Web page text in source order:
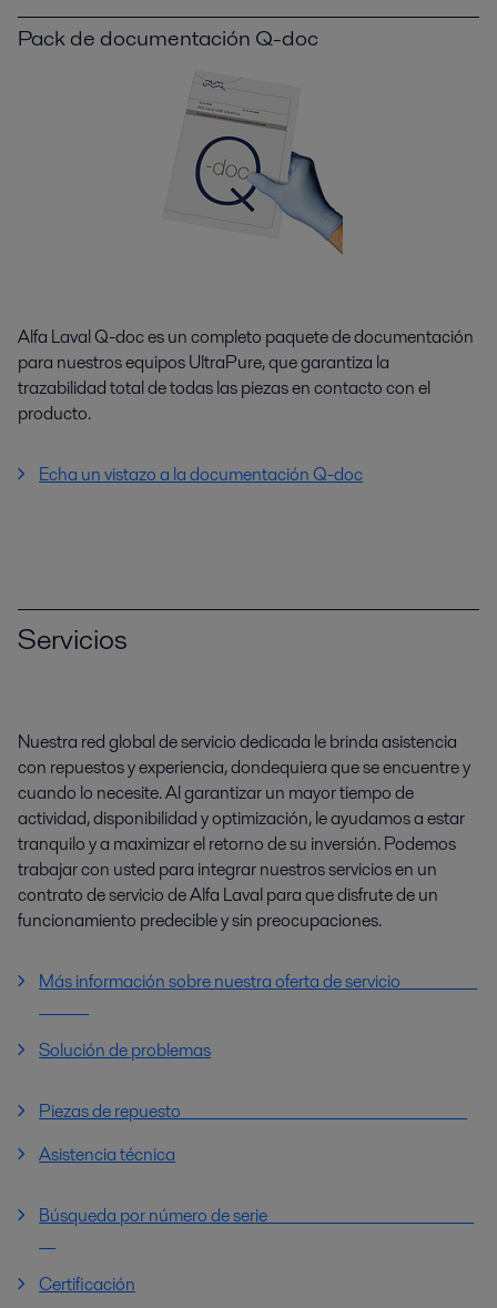
Pack de documentación Q-doc
Alfa Laval Q-doc es un completo paquete de documentación
para nuestros equipos UltraPure, que garantiza la
trazabilidad total de todas las piezas en contacto con el
producto.
Echa un vistazo a la documentación Q-doc
Servicios
Nuestra red global de servicio dedicada le brinda asistencia
con repuestos y experiencia, dondequiera que se encuentre y
cuando lo necesite. Al garantizar un mayor tiempo de
actividad, disponibilidad y optimización, le ayudamos a estar
tranquilo y a maximizar el retorno de su inversión. Podemos
trabajar con usted para integrar nuestros servicios en un
contrato de servicio de Alfa Laval para que disfrute de un
funcionamiento predecible y sin preocupaciones.
Más información sobre nuestra oferta de servicio
Solución de problemas
Piezas de repuesto
Asistencia técnica
Búsqueda por número de serie
Certificación